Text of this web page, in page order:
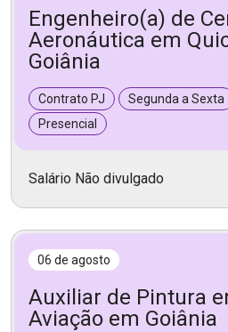
Engenheiro(a) de
Aeronáutica em
Goiânia
Contrato PJ Segunda a Sexta
Presencial
Salário Não divulgado
06 de agosto
Auxiliar de Pintura
Aviação em Goiânia